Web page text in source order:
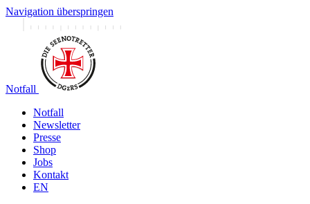
Navigation überspringen
Notfall
Notfall
Newsletter
Presse
Shop
Jobs
Kontakt
EN